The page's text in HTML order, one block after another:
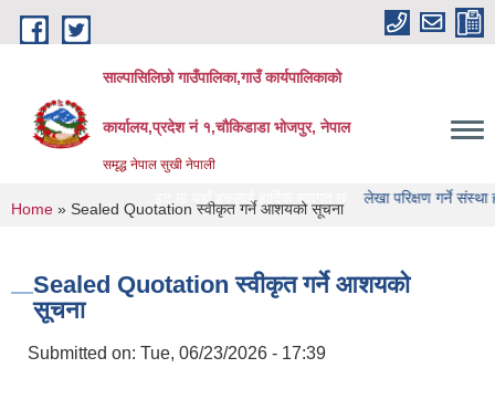
Skip to main content
साल्पासिलिछो गाउँपालिका,गाउँ कार्यपालिकाको
कार्यालय,प्रदेश नं १,चौकिडाडा भोजपुर, नेपाल
समृद्ध नेपाल सुखी नेपाली
को वेभसाइट मा यहाँ हरुलाई हार्दिक स्वागत छ लेखा परिक्षण गर्ने संस्था हरु को
You are here
Home » Sealed Quotation स्वीकृत गर्ने आशयको सूचना
Sealed Quotation स्वीकृत गर्ने आशयको
सूचना
Submitted on: Tue, 06/23/2026 - 17:39